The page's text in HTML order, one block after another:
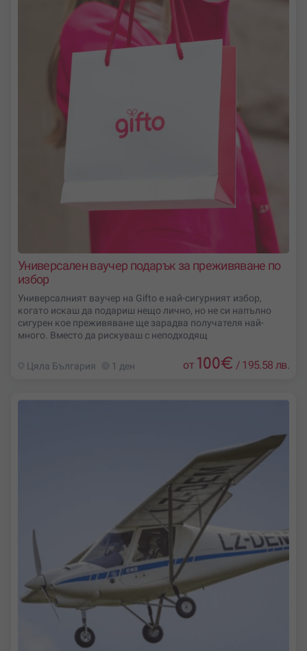
Разгледай нашите предложения и
следващо приключение!
Универсален ваучер подарък за преживяване по
избор
Универсалният ваучер на Gifto е най-сигурният избор,
когато искаш да подариш нещо лично, но не си напълно
сигурен кое преживяване ще зарадва получателя най-
много. Вместо да рискуваш с неподходящ
Цяла България 1 ден от 100€ / 195.58 лв.